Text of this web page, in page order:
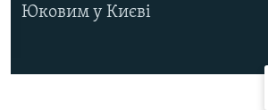
Юковим у Києві